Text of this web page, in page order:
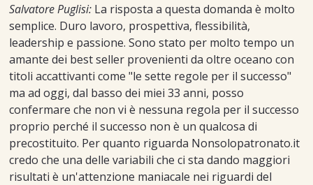
Salvatore Puglisi: La risposta a questa domanda è molto
semplice. Duro lavoro, prospettiva, flessibilità,
leadership e passione. Sono stato per molto tempo un
amante dei best seller provenienti da oltre oceano con
titoli accattivanti come "le sette regole per il successo"
ma ad oggi, dal basso dei miei 33 anni, posso
confermare che non vi è nessuna regola per il successo
proprio perché il successo non è un qualcosa di
precostituito. Per quanto riguarda Nonsolopatronato.it
credo che una delle variabili che ci sta dando maggiori
risultati è un'attenzione maniacale nei riguardi del